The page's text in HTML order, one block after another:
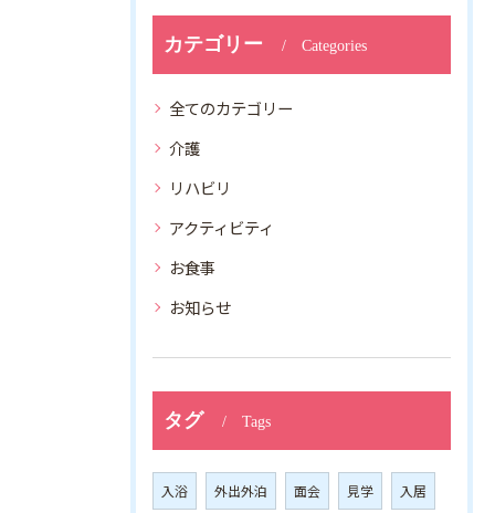
カテゴリー Categories
全てのカテゴリー
介護
リハビリ
アクティビティ
お食事
お知らせ
タグ Tags
入浴 外出外泊 面会 見学 入居